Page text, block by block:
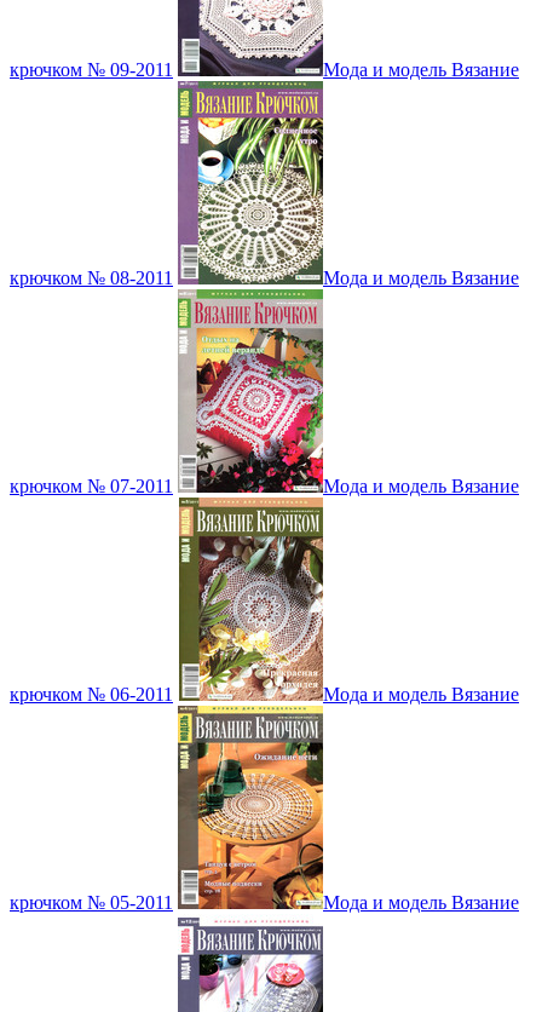
крючком № 09-2011 Мода и модель Вязание
крючком № 08-2011 Мода и модель Вязание
крючком № 07-2011 Мода и модель Вязание
крючком № 06-2011 Мода и модель Вязание
крючком № 05-2011 Мода и модель Вязание